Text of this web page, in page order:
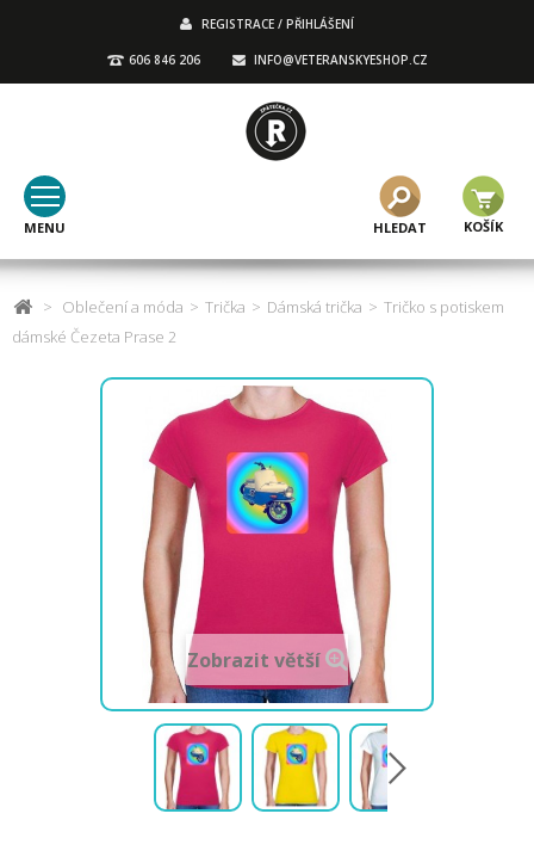
REGISTRACE / PŘIHLÁŠENÍ
606 846 206 INFO@VETERANSKYESHOP.CZ
MENU KOŠÍK
HLEDAT
> Oblečení a móda > Trička > Dámská trička > Tričko s potiskem
dámské Čezeta Prase 2
Zobrazit větší